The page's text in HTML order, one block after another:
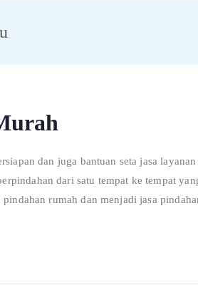
dan juga bantuan seta jasa
dari satu tempat ke tempat
rumah dan menjadi jasa